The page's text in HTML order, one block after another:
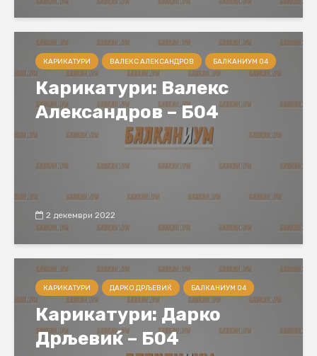
КАРИКАТУРИ ВАЛЕКС АЛЕКСАНДРОВ БАЛКАНИУМ 04
Карикатури: Валекс
Александров – Б04
2 декември 2022
КАРИКАТУРИ ДАРКО ДРЉЕВИЌ БАЛКАНИУМ 04
Карикатури: Дарко
Дрљевиќ – Б04